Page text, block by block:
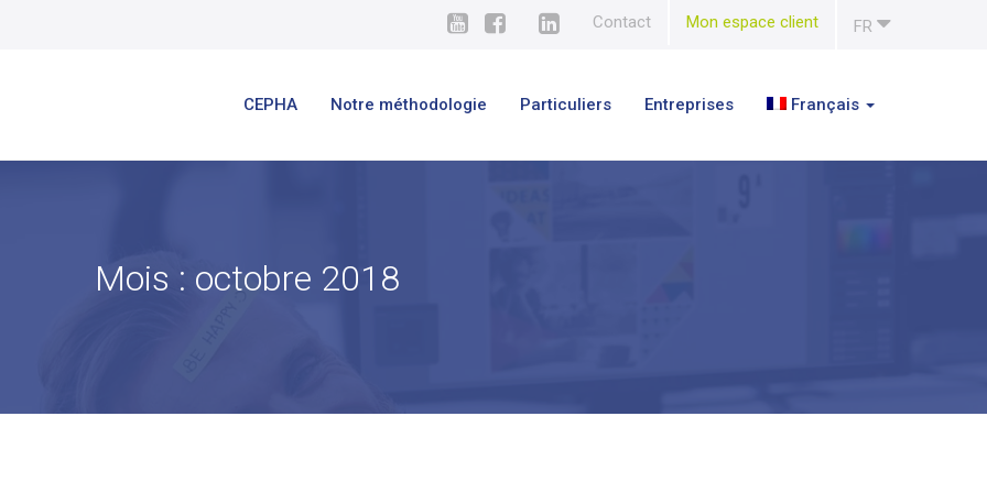
FR
Contact Mon espace client
CEPHA Notre méthodologie Particuliers Entreprises Français
Mois : octobre 2018